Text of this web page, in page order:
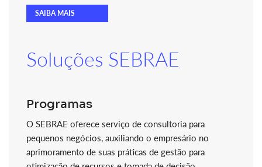
SAIBA MAIS
Soluções SEBRAE
Programas
O SEBRAE oferece serviço de consultoria para
pequenos negócios, auxiliando o empresário no
aprimoramento de suas práticas de gestão para